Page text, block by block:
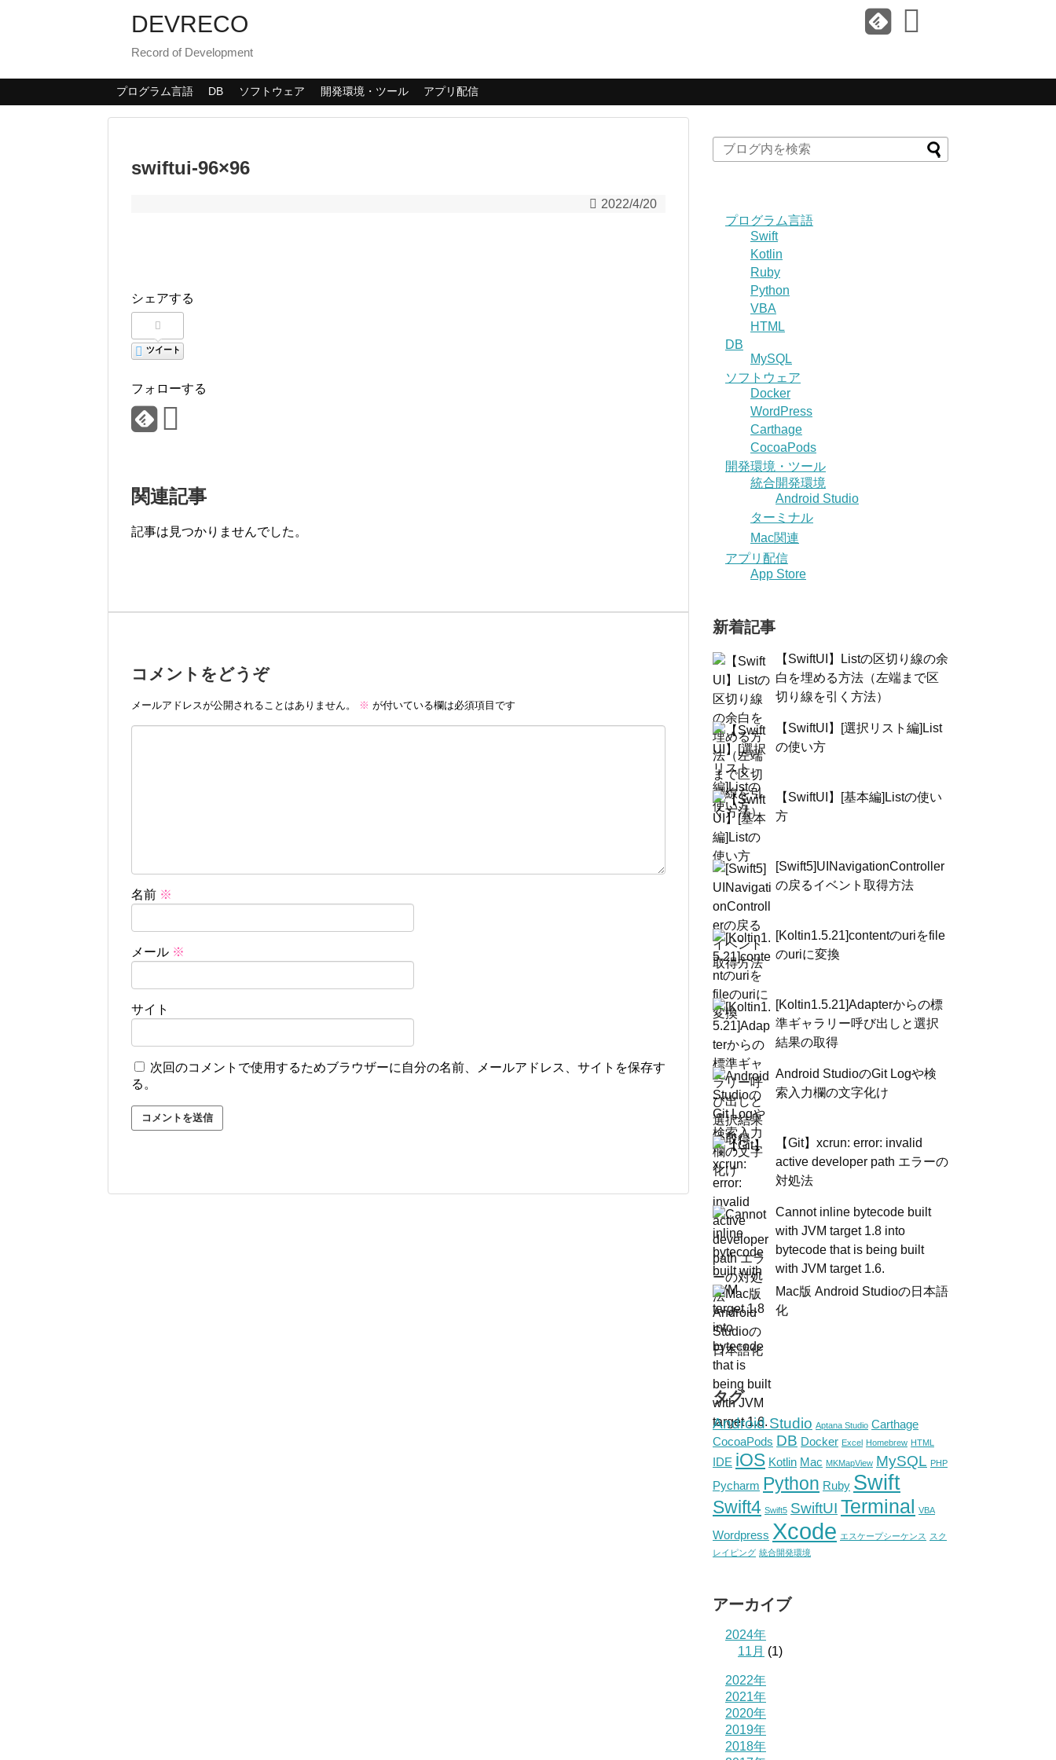
DEVRECO
Record of Development
プログラム言語 DB ソフトウェア 開発環境・ツール アプリ配信
swiftui-96×96
2022/4/20
シェアする
ツイート
フォローする
関連記事
記事は見つかりませんでした。
コメントをどうぞ
メールアドレスが公開されることはありません。 ※ が付いている欄は必須項目です
名前 ※
メール ※
サイト
次回のコメントで使用するためブラウザーに自分の名前、メールアドレス、サイトを保存す
る。
プログラム言語
Swift
Kotlin
Ruby
Python
VBA
HTML
DB
MySQL
ソフトウェア
Docker
WordPress
Carthage
CocoaPods
開発環境・ツール
統合開発環境
Android Studio
ターミナル
Mac関連
アプリ配信
App Store
新着記事
【SwiftUI】Listの区切り線の余
白を埋める方法（左端まで区
切り線を引く方法）
【SwiftUI】[選択リスト編]List
の使い方
【SwiftUI】[基本編]Listの使い
方
[Swift5]UINavigationController
の戻るイベント取得方法
[Koltin1.5.21]contentのuriをfile
のuriに変換
[Koltin1.5.21]Adapterからの標
準ギャラリー呼び出しと選択
結果の取得
Android StudioのGit Logや検
索入力欄の文字化け
【Git】xcrun: error: invalid
active developer path エラーの
対処法
Cannot inline bytecode built
with JVM target 1.8 into
bytecode that is being built
with JVM target 1.6.
Mac版 Android Studioの日本語
化
タグ
Android Studio Aptana Studio Carthage
CocoaPods DB Docker Excel Homebrew HTML
IDE iOS Kotlin Mac MKMapView MySQL PHP
Pycharm Python Ruby Swift
Swift4 Swift5 SwiftUI Terminal VBA
Wordpress Xcode エスケープシーケンス スク
レイピング 統合開発環境
アーカイブ
2024年
11月 (1)
2022年
2021年
2020年
2019年
2018年